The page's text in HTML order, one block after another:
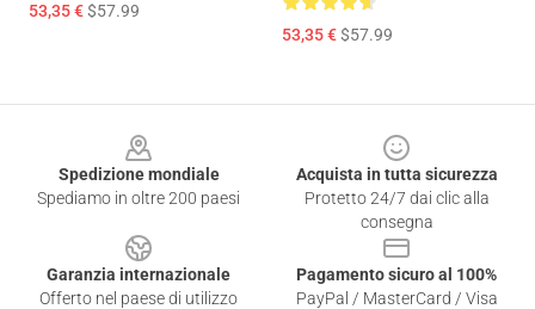
53,35 €$57.99
53,35 €$57.99
Spedizione mondiale
Spediamo in oltre 200 paesi
Acquista in tutta sicurezza
Protetto 24/7 dai clic alla
consegna
Garanzia internazionale
Offerto nel paese di utilizzo
Pagamento sicuro al 100%
PayPal / MasterCard / Visa